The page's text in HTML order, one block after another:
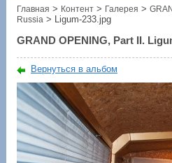
Главная > Контент > Галерея >
Russia > Ligum-233.jpg
GRAND OPENING, Part II.
Вернуться в альбом